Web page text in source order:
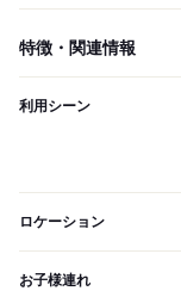
特徴・関連情報
利用シーン
ロケーション
お子様連れ